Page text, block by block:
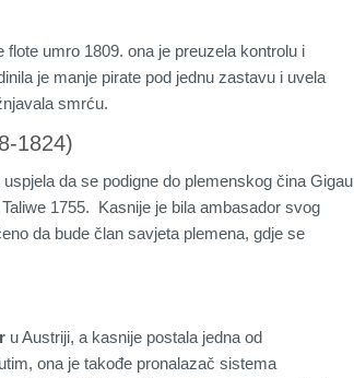
umro 1809. ona je preuzela kontrolu i
je manje pirate pod jednu zastavu i uvela
smrću.
1824)
uspjela da se podigne do plemenskog čina Gigau
1755. Kasnije je bila ambasador svog
da bude član savjeta plemena, gdje se
u Austriji, a kasnije postala jedna od
ona je takođe pronalazač sistema